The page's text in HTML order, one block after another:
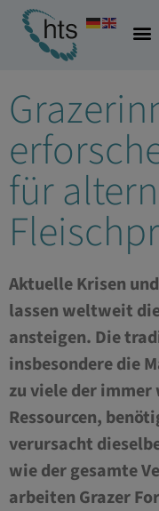
01.10.2022Allgemein
für
Aktuelle Krisen
lassen weltweit
ansteigen. Die
insbesondere die
zu viele der
Ressourcen,
verursacht
wie der gesamte
arbeiten Grazer